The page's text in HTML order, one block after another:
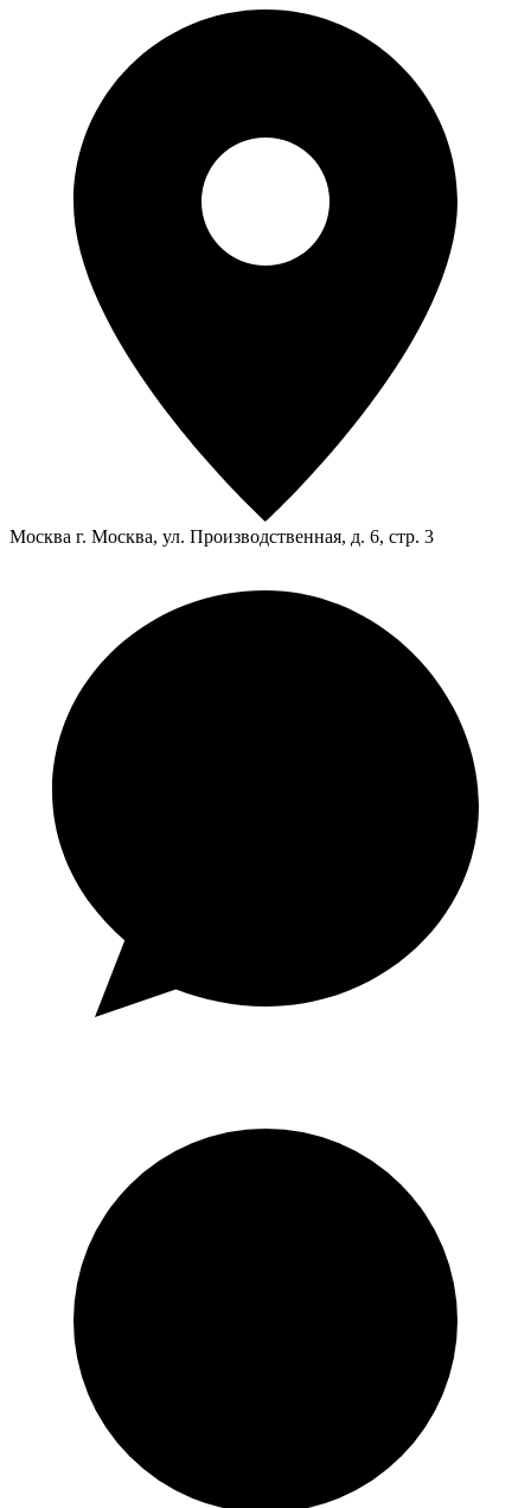
Москва г. Москва, ул. Производственная, д. 6, стр. 3